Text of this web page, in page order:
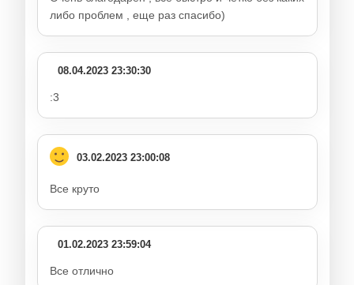
либо проблем , еще раз спасибо)
08.04.2023 23:30:30
:3
03.02.2023 23:00:08
Все круто
01.02.2023 23:59:04
Все отлично